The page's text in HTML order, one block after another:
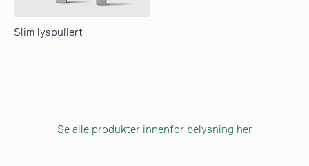
Slim lyspullert
Se alle produkter innenfor belysning her